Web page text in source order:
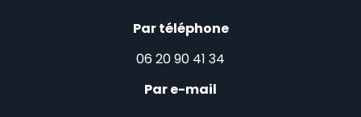
Par téléphone
06 20 90 41 34
Par e-mail